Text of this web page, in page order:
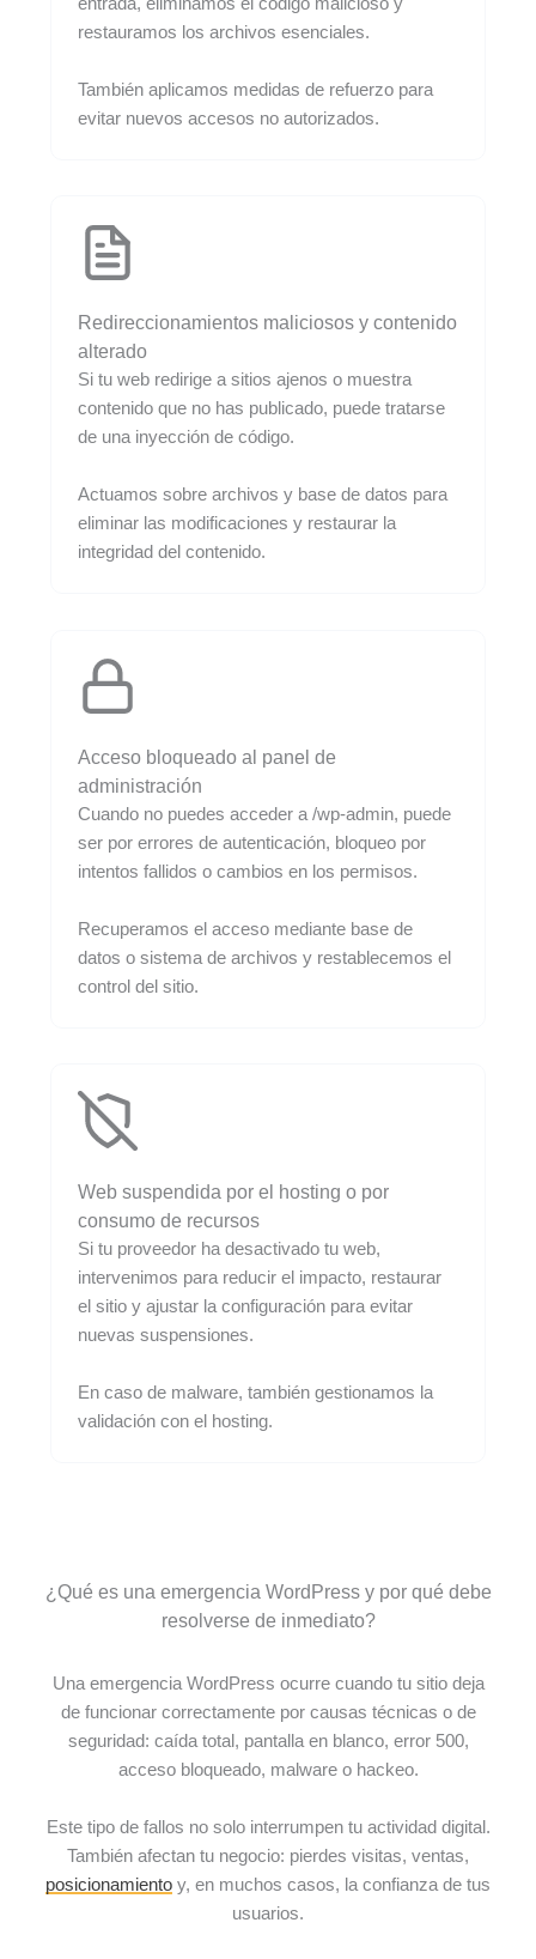
restauramos los archivos esenciales.
También aplicamos medidas de refuerzo para
evitar nuevos accesos no autorizados.
Redireccionamientos maliciosos y contenido
alterado
Si tu web redirige a sitios ajenos o muestra
contenido que no has publicado, puede tratarse
de una inyección de código.
Actuamos sobre archivos y base de datos para
eliminar las modificaciones y restaurar la
integridad del contenido.
Acceso bloqueado al panel de
administración
Cuando no puedes acceder a /wp-admin, puede
ser por errores de autenticación, bloqueo por
intentos fallidos o cambios en los permisos.
Recuperamos el acceso mediante base de
datos o sistema de archivos y restablecemos el
control del sitio.
Web suspendida por el hosting o por
consumo de recursos
Si tu proveedor ha desactivado tu web,
intervenimos para reducir el impacto, restaurar
el sitio y ajustar la configuración para evitar
nuevas suspensiones.
En caso de malware, también gestionamos la
validación con el hosting.
¿Qué es una emergencia WordPress y por qué debe
resolverse de inmediato?
Una emergencia WordPress ocurre cuando tu sitio deja
de funcionar correctamente por causas técnicas o de
seguridad: caída total, pantalla en blanco, error 500,
acceso bloqueado, malware o hackeo.
Este tipo de fallos no solo interrumpen tu actividad digital.
También afectan tu negocio: pierdes visitas, ventas,
posicionamiento y, en muchos casos, la confianza de tus
usuarios.